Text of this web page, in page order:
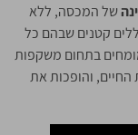
של המכסה, ללא
קטנים שבהם כל
בתחום משקפות
והופכות את